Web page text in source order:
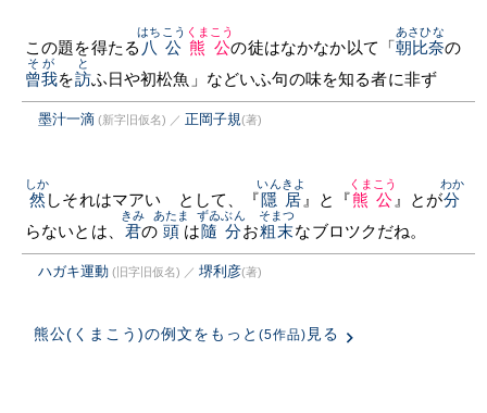
この題を得たる 八公
はちこう
熊公
くまこう
の徒はなかなか以て「朝比奈
あさひな
の
曾我
そが
を訪
と
ふ日や初松魚」などいふ句の味を知る者に非ず
墨汁一滴 (新字旧仮名) ／ 正岡子規(著)
然
しか
しそれはマアいゝとして、『隱居
いんきよ
』と『熊公
くまこう
』とが分
わか
らないとは、 君
きみ
の 頭
あたま
は隨分
ずゐぶん
お粗末
そまつ
なブロツクだね。
ハガキ運動 (旧字旧仮名) ／ 堺利彦(著)
熊公(くまこう)の例文をもっと (5作品) 見る